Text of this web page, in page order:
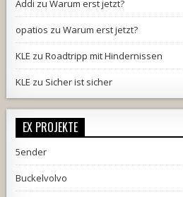
Addi zuWarum erst jetzt?
opatios zuWarum erst jetzt?
KLE zuRoadtripp mit Hindernissen
KLE zu Sicher ist sicher
EX PROJEKTE
5ender
Buckelvolvo